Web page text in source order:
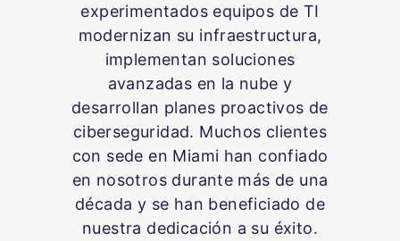
experimentados equipos de TI
modernizan su infraestructura,
implementan soluciones
avanzadas en la nube y
desarrollan planes proactivos de
ciberseguridad. Muchos clientes
con sede en Miami han confiado
en nosotros durante más de una
década y se han beneficiado de
nuestra dedicación a su éxito.